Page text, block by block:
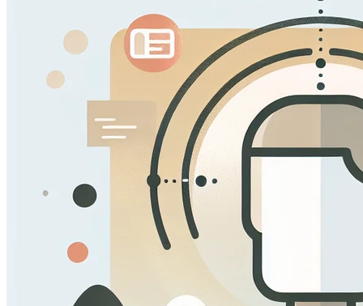
Questi cookie ci permettono di contare le visite e fonti
migliorare le prestazioni del nostro sito. Ci aiutano a
vedere come i visitatori si muovono intorno al sito.
Cookie Marketing
Questi cookie possono essere impostati attraverso il
essere utilizzati da quelle aziende per costruire un
pertinenti su altri siti.
Cookie Preferenze
Questi cookie permettono al sito web di ricordare le
regione in cui ti trovi) e forniscono funzionalità migliorate